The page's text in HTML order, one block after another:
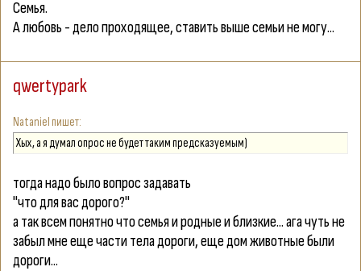
Семья.
А любовь - дело проходящее, ставить выше семьи не могу...
qwertypark
Nataniel
Хых, а я думал опрос не будет таким предсказуемым)
тогда надо было вопрос задавать
"что для вас дорого?"
а так всем понятно что семья и родные и близкие... ага чуть не
забыл мне еще части тела дороги, еще дом животные были
дороги...